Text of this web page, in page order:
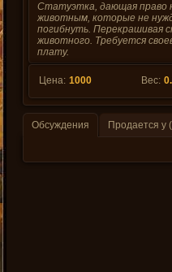
Статуэтка, дающая право
животным, которые не
погибнуть. Перекрашивая
животного. Требуется
плату.
Цена: 1000 Вес:
Обсуждения
Продается у